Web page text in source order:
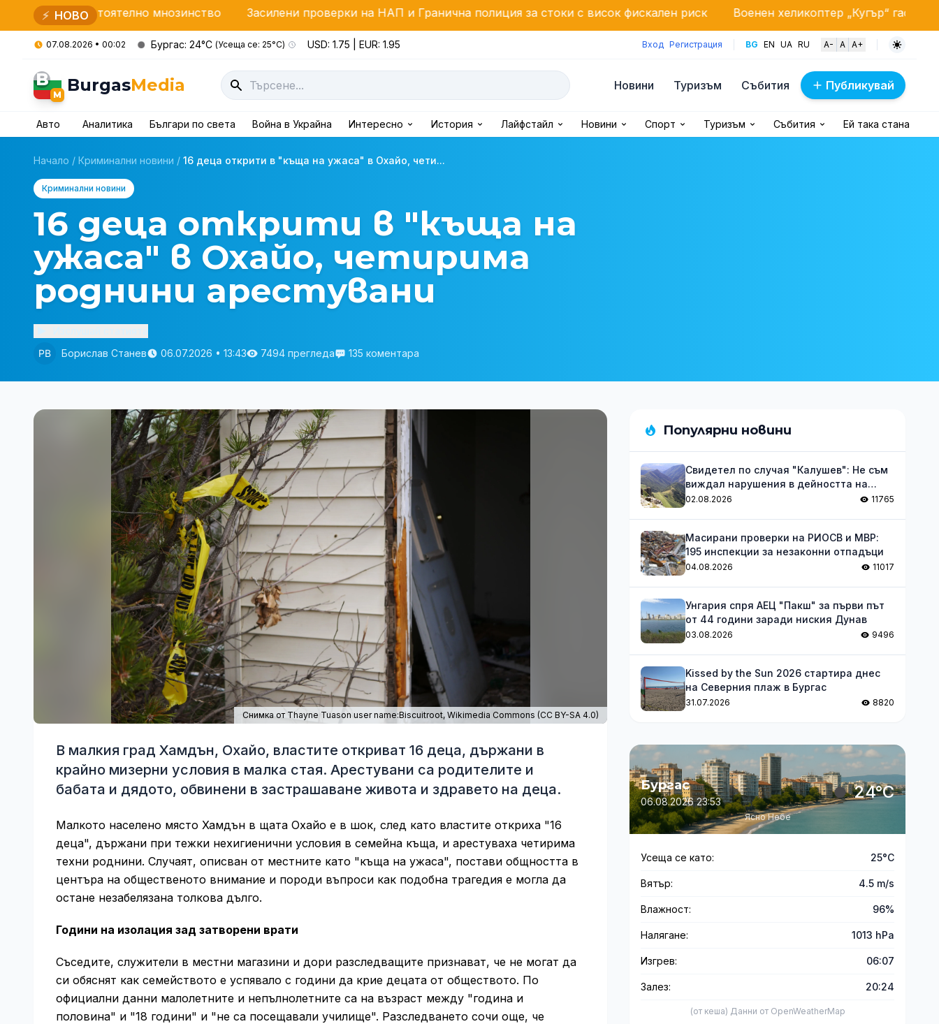
⚡ НОВО
мнозинство Засилени проверки на НАП и Гранична полиция за стоки с висок фискален риск Военен хеликоптер „Кугър“ гаси мащабен пожар
07.08.2026 • 00:02 Бургас: 24°C (Усеща се: 25°C) USD: 1.75 | EUR: 1.95 Вход Регистрация BG EN UA RU A- A A+
B
M BurgasMedia Новини Туризъм Събития Публикувай
Авто Аналитика Българи по света Война в Украйна Интересно История Лайфстайл Новини Спорт Туризъм Събития Ей така стана
Начало / Криминални новини / 16 деца открити в "къща на ужаса" в Охайо, чети...
Криминални новини
16 деца открити в "къща на
ужаса" в Охайо, четирима
роднини арестувани
Борислав Станев
06.07.2026 • 13:43 7494 прегледа 135 коментара
Снимка от Thayne Tuason user name:Biscuitroot,Wikimedia Commons (CC BY-SA 4.0)
В малкия град Хамдън, Охайо, властите откриват 16 деца, държани в
крайно мизерни условия в малка стая. Арестувани са родителите и
бабата и дядото, обвинени в застрашаване живота и здравето на деца.
Малкото населено място Хамдън в щата Охайо е в шок, след като властите откриха "16
деца", държани при тежки нехигиенични условия в семейна къща, и арестуваха четирима
техни роднини. Случаят, описван от местните като "къща на ужаса", постави общността в
центъра на общественото внимание и породи въпроси как подобна трагедия е могла да
остане незабелязана толкова дълго.
Години на изолация зад затворени врати
Съседите, служители в местни магазини и дори разследващите признават, че не могат да
си обяснят как семейството е успявало с години да крие децата от обществото. По
официални данни малолетните и непълнолетните са на възраст между "година и
половина" и "18 години" и "не са посещавали училище". Разследването сочи още, че
Популярни новини
Свидетел по случая "Калушев": Не съм
виждал нарушения в дейността на
групата
02.08.2026 11765
Масирани проверки на РИОСВ и МВР:
195 инспекции за незаконни отпадъци
04.08.2026 11017
Унгария спря АЕЦ "Пакш" за първи път
от 44 години заради ниския Дунав
03.08.2026 9496
Kissed by the Sun 2026 стартира днес
на Северния плаж в Бургас
31.07.2026 8820
Бургас
06.08.2026 23:53 24°C
Ясно Небе
Усеща се като: 25°C
Вятър: 4.5 m/s
Влажност: 96%
Налягане: 1013 hPa
Изгрев: 06:07
Залез: 20:24
(от кеша) Данни от OpenWeatherMap